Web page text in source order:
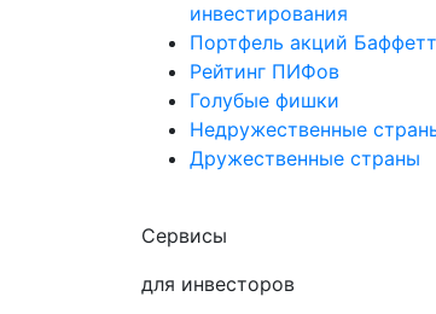
инвестирования
Портфель акций
Рейтинг ПИФов
Голубые фишки
Недружественные
Дружественные страны
Сервисы
для инвесторов